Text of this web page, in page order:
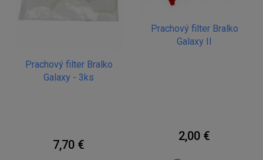
Prachový filter Bralko
Galaxy - 3ks
7,70 €
Prachový filter Bralko
Galaxy II
2,00 €